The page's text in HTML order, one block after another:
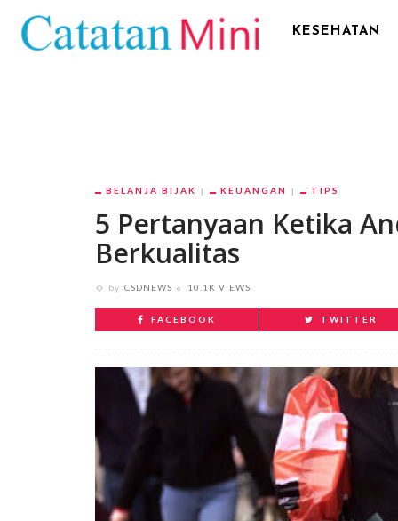
KESEHATAN
BELANJA BIJAK KEUANGAN TIPS
5 Pertanyaan Ketika
Berkualitas
by CSDNEWS 10.1K VIEWS
FACEBOOK TWITTER